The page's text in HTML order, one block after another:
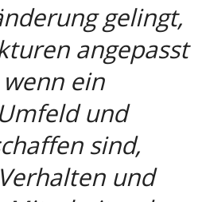
gelingt,
angepasst
ein
und
sind,
und